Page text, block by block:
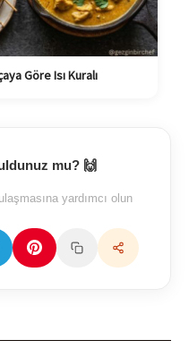
Göre Isı Kuralı
mu? 🙌
yardımcı olun